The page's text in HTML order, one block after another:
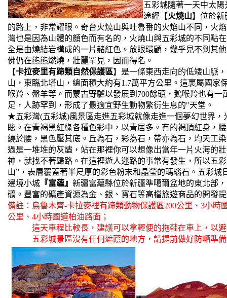
五彩城隨著一天中太
途經【火燒山】位於新
的路上，非常耀眼。奇台火燒山與吐魯番的火焰山不同，火
灣也是因為山體的顏色而有名的，火燒山與五彩城的不同點
全是由燒結岩構成的一片赭紅色。放眼環顧，幾乎見不到其
佛仍在熊熊燃燒，壯麗罕見，因而得名。
【卡拉麥里有蹄類自然保護區】是一條東西走向的低矮山脈
山，東臨北塔山，總面積大約有1.7萬平方公里。這裏屬國家
喉羚、盤羊等。而蒙古野驢以發展到700餘頭，鵝喉羚也有
足，人跡罕到，形成了最適宜野生動物繁衍生息的"天堂。
★五彩灣(五彩城)風景區走進五彩城就像走進一個夢幻世界
眩。在青褐黑紅綠各種色彩中，以青居多。有的褐頂紅身，
繞於腰，黑色壓其底。丘為石，彩為石，帶亦為石，均天工
過是一堆堆的灰燼，站在那裡你可以想像出當年一片火海的
神，就找不著歸路。在這裡遊人迷路的事常有發生，所以五
山”，表層覆蓋著半尺厚的彩色粉末和晶瑩的瑪瑙石。五彩城
邊境小城 『富蘊』 新疆富蘊縣位於新疆準噶爾盆地的東北部
礦。豐富的礦產資源為金、銀、寶石等高檔旅遊商品的開發
備註：烏魯木齊-卡拉麥裡有蹄類動物保護區200公里、3小
公里、4小時國道柏油路面；
這天車程比較長，建議可以拿輕便的拖鞋在車上，以避
五彩城景區沒有任何遮蔭的地方，請提前做好防嗮準